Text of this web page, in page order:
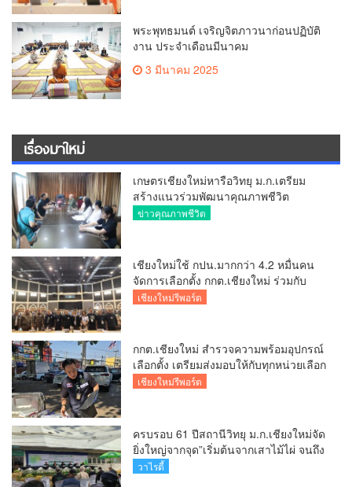
พระพุทธมนต์ เจริญจิตภาวนาก่อนปฏิบัติ
งาน ประจำเดือนมีนาคม
3 มีนาคม 2025
เรื่องมาใหม่
เกษตรเชียงใหม่หารือวิทยุ ม.ก.เตรียม
สร้างแนวร่วมพัฒนาคุณภาพชีวิต
เกษตรกร สื่อสารข้อมูลถูกต้องขับเคลื่อน
ข่าวคุณภาพชีวิต
เชียงใหม่ใช้ กปน.มากกว่า 4.2 หมื่นคน
จัดการเลือกตั้ง กกต.เชียงใหม่ ร่วมกับ
นายอำเภอหางดง ตรวจความเรียบร้อย
เชียงใหม่รีพอร์ต
กกต.เชียงใหม่ สำรวจความพร้อมอุปกรณ์
เลือกตั้ง เตรียมส่งมอบให้กับทุกหน่วยเลือก
ตั้งในวันพรุ่งนี้
เชียงใหม่รีพอร์ต
ครบรอบ 61 ปีสถานีวิทยุ ม.ก.เชียงใหม่จัด
ยิ่งใหญ่จากจุด”เริ่มต้นจากเสาไม้ไผ่ จนถึง
วันที่มี KURplus ในวันนี้”
วาไรตี้